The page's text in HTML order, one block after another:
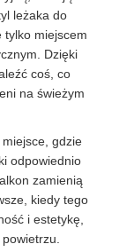
leżaka do
tylko miejscem
Dzięki
coś, co
na świeżym
gdzie
odpowiednio
zamienią
kiedy tego
i estetykę,